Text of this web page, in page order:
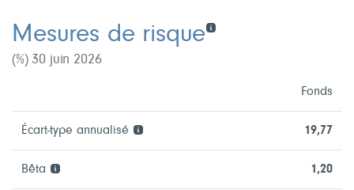
Mesures de risque
(%) 30 juin 2026
Fonds
Écart-type annualisé 19,77
Bêta 1,20